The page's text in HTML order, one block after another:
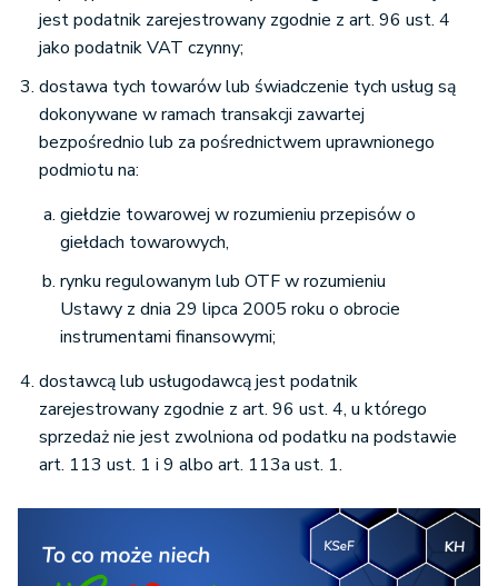
jest podatnik zarejestrowany zgodnie z art. 96 ust. 4
jako podatnik VAT czynny;
dostawa tych towarów lub świadczenie tych usług są
dokonywane w ramach transakcji zawartej
bezpośrednio lub za pośrednictwem uprawnionego
podmiotu na:
giełdzie towarowej w rozumieniu przepisów o
giełdach towarowych,
rynku regulowanym lub OTF w rozumieniu
Ustawy z dnia 29 lipca 2005 roku o obrocie
instrumentami finansowymi;
dostawcą lub usługodawcą jest podatnik
zarejestrowany zgodnie z art. 96 ust. 4, u którego
sprzedaż nie jest zwolniona od podatku na podstawie
art. 113 ust. 1 i 9 albo art. 113a ust. 1.